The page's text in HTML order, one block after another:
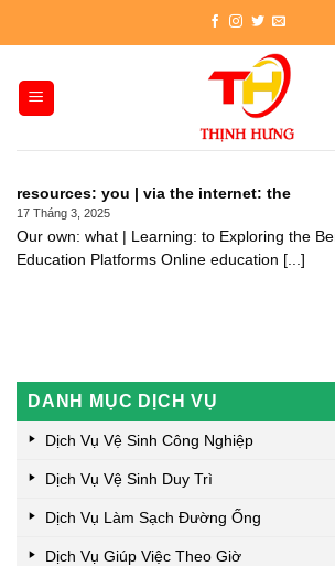
resources: you | via the internet: the
17 Tháng 3, 2025
Our own: what | Learning: to Exploring the
Education Platforms Online education [...]
DANH MỤC DỊCH VỤ
Dịch Vụ Vệ Sinh Công Nghiệp
Dịch Vụ Vệ Sinh Duy Trì
Dịch Vụ Làm Sạch Đường Ống
Dịch Vụ Giúp Việc Theo Giờ